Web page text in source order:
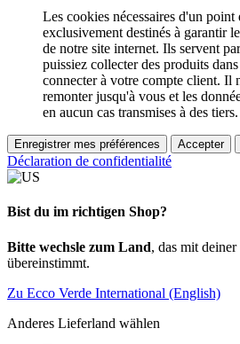
Les cookies nécessaires d'un
exclusivement destinés à garantir
de notre site internet. Ils servent
puissiez collecter des produits
connecter à votre compte client. Il
remonter jusqu'à vous et les
en aucun cas transmises à des tiers.
Enregistrer mes préférences Accepter
Déclaration de confidentialité
Bist du im richtigen Shop?
Bitte wechsle zum Land, das mit
übereinstimmt.
Zu Ecco Verde International (English)
Anderes Lieferland wählen